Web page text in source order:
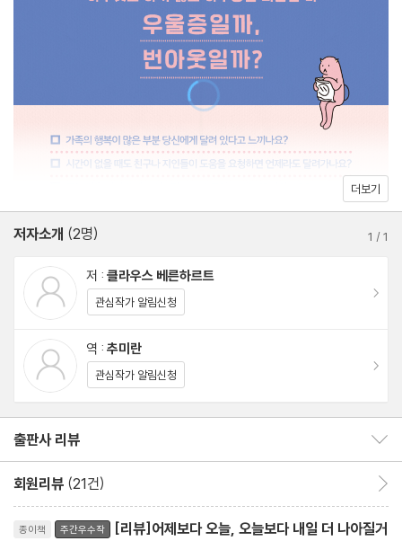
더보기
저자소개 (2명) 1 /1
저 : 클라우스 베른하르트
관심작가 알림신청
역 : 추미란
관심작가 알림신청
출판사 리뷰
회원리뷰 (21건)
종이책 주간우수작
[리뷰]어제보다 오늘, 오늘보다 내일 더 나아질거